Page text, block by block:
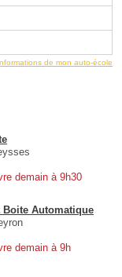
de mon auto-école
demain à 9h30
Boite Automatique
demain à 9h